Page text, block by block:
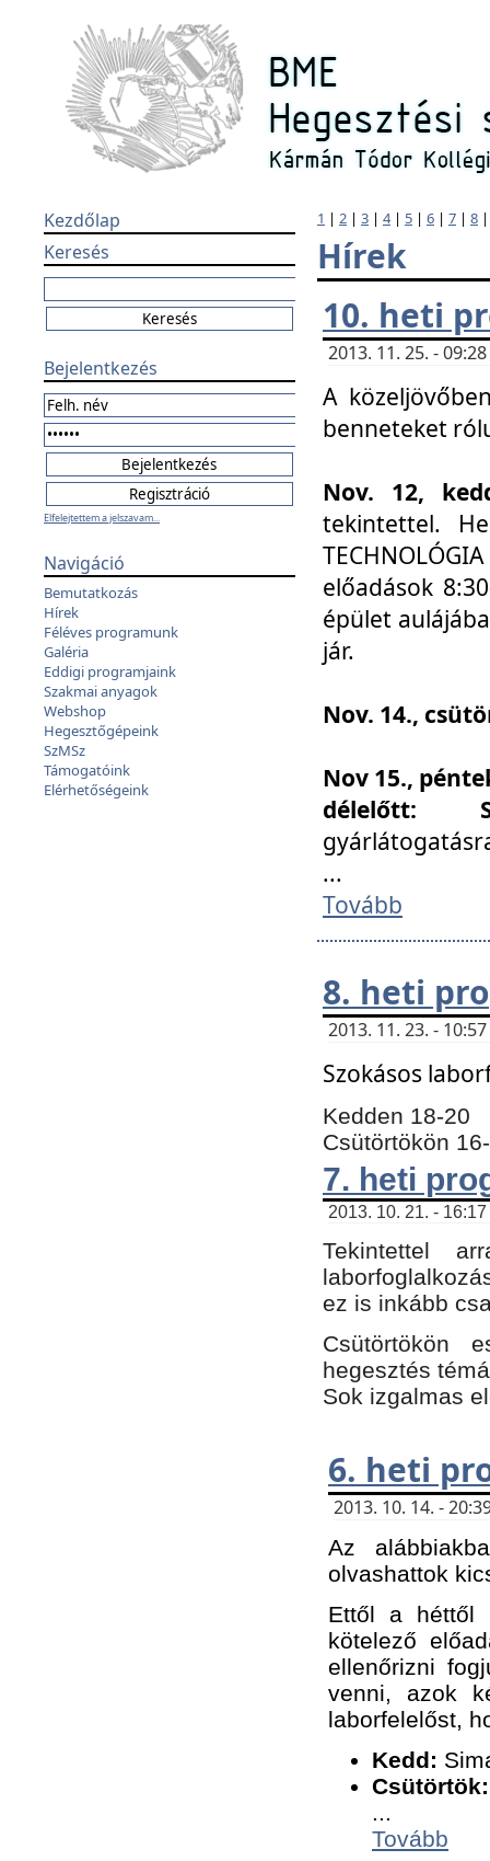
Kezdőlap
Keresés
Bejelentkezés
Elfelejtettem a jelszavam...
Navigáció
Bemutatkozás
Hírek
Féléves programunk
Galéria
Eddigi programjaink
Szakmai anyagok
Webshop
Hegesztőgépeink
SzMSz
Támogatóink
Elérhetőségeink
1 | 2 | 3 | 4| 5 | 6 | 7 | 8
Hírek
10. heti
2013. 11. 25. -
A
benneteket
Nov. 12,
tekintettel.
előadások
épület
jár.
Nov. 14.,
Nov 15.,
délelőtt:
...
Tovább
8. heti
2013. 11. 23. -
Szokásos
Kedden 18-20
Csütörtökön
7. heti
2013. 10. 21. -
Tekintettel
ez is inkább
Csütörtökön
hegesztés
Sok izgalmas
6. heti
2013. 10. 14. -
Az
olvashattok
Ettől a héttől
kötelező
ellenőrizni
venni, azok
laborfelelőst,
Kedd:
Csütörtök:
...
Tovább